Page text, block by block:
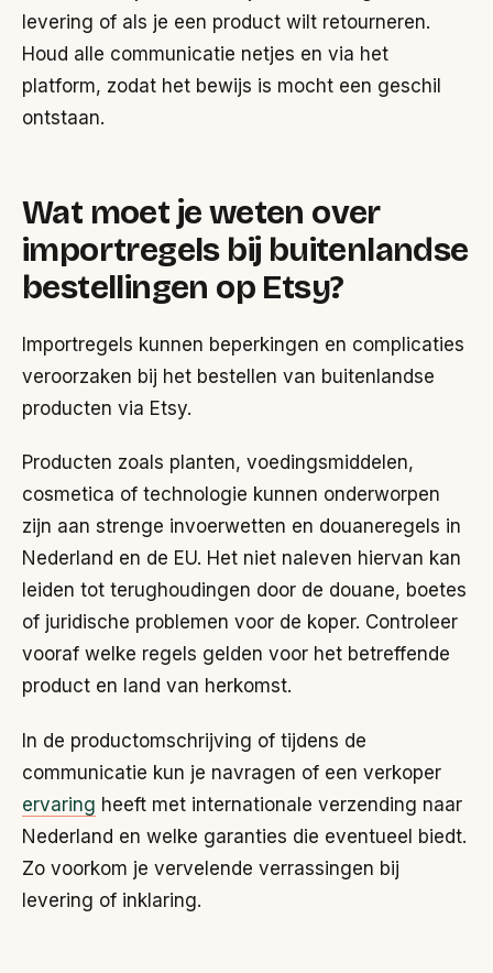
levering of als je een product wilt retourneren.
Houd alle communicatie netjes en via het
platform, zodat het bewijs is mocht een geschil
ontstaan.
Wat moet je weten over
importregels bij buitenlandse
bestellingen op Etsy?
Importregels kunnen beperkingen en complicaties
veroorzaken bij het bestellen van buitenlandse
producten via Etsy.
Producten zoals planten, voedingsmiddelen,
cosmetica of technologie kunnen onderworpen
zijn aan strenge invoerwetten en douaneregels in
Nederland en de EU. Het niet naleven hiervan kan
leiden tot terughoudingen door de douane, boetes
of juridische problemen voor de koper. Controleer
vooraf welke regels gelden voor het betreffende
product en land van herkomst.
In de productomschrijving of tijdens de
communicatie kun je navragen of een verkoper
ervaring heeft met internationale verzending naar
Nederland en welke garanties die eventueel biedt.
Zo voorkom je vervelende verrassingen bij
levering of inklaring.